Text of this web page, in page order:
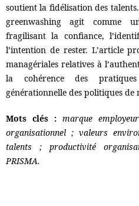
soutient la fidélisation des
greenwashing agit comme
fragilisant la confiance,
l’intention de rester. L’article
managériales relatives à
la cohérence des
générationnelle des politiques de
Mots clés : marque
organisationnel ; valeurs
talents ; productivité
PRISMA.